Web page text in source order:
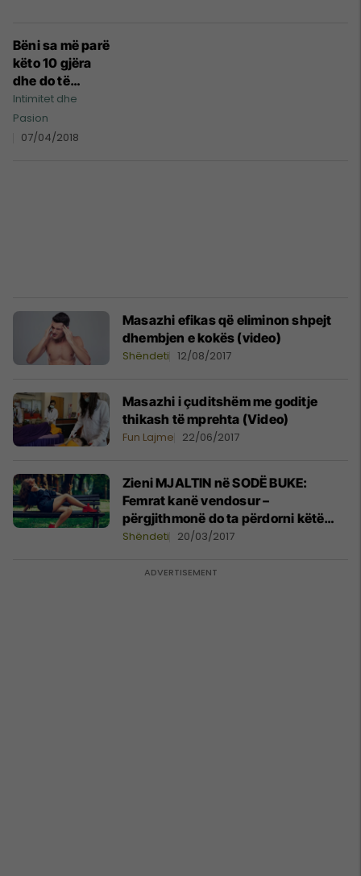
Bëni sa më parë
këto 10 gjëra
dhe do të
çmenden pas
jush si kurrë
më parë!
Intimitet dhe
Pasion
07/04/2018
Masazhi efikas që eliminon shpejt
dhembjen e kokës (video)
Shëndeti 12/08/2017
Masazhi i çuditshëm me goditje
thikash të mprehta (Video)
Fun Lajme 22/06/2017
Zieni MJALTIN në SODË BUKE:
Femrat kanë vendosur –
përgjithmonë do ta përdorni këtë
recetë!
Shëndeti 20/03/2017